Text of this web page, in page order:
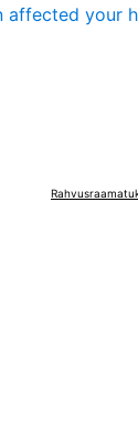
affected your